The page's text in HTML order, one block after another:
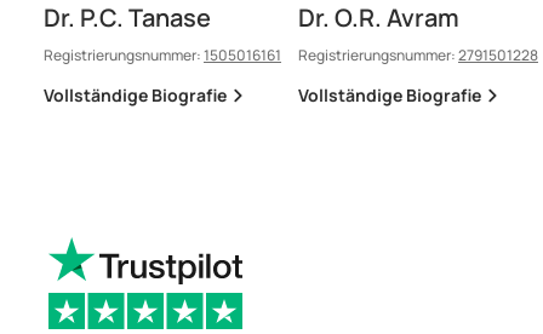
Dr. P.C. Tanase
Registrierungsnummer:1505016161
Vollständige Biografie
Dr. O.R. Avram
Registrierungsnummer:2791501228
Vollständige Biografie